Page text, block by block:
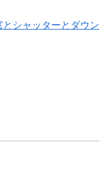
シャッターとダウン